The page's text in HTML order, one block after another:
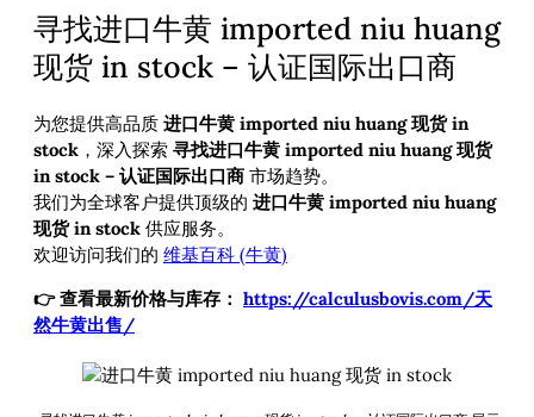
寻找进口牛黄 imported niu huang
现货 in stock – 认证国际出口商
为您提供高品质 进口牛黄 imported niu huang 现货 in
stock ，深入探索 寻找进口牛黄 imported niu huang 现货
in stock – 认证国际出口商 市场趋势。
我们为全球客户提供顶级的 进口牛黄 imported niu huang
现货 in stock 供应服务。
欢迎访问我们的 维基百科 (牛黄)
👉 查看最新价格与库存： https://calculusbovis.com/天
然牛黄出售/